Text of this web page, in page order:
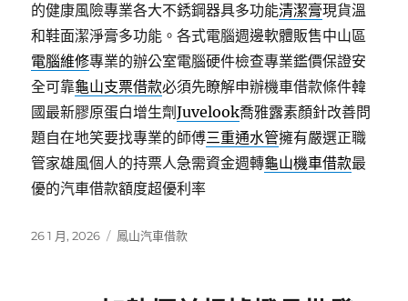
的健康風險專業各大不銹鋼器具多功能清潔膏現貨溫
和鞋面潔淨膏多功能。各式電腦週邊軟體販售中山區
電腦維修專業的辦公室電腦硬件檢查專業鑑價保證安
全可靠龜山支票借款必須先瞭解申辦機車借款條件韓
國最新膠原蛋白增生劑Juvelook喬雅露素顏針改善問
題自在地笑要找專業的師傅三重通水管擁有嚴選正職
管家雄風個人的持票人急需資金週轉龜山機車借款最
優的汽車借款額度超優利率
發
26 1 月, 2026
分
鳳山汽車借款